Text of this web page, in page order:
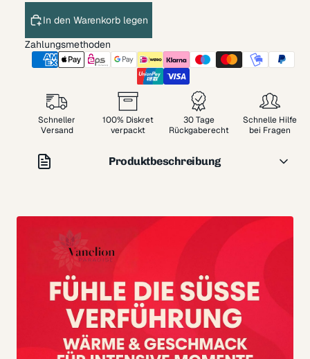
In den Warenkorb legen
Zahlungsmethoden
Schneller
Versand
100% Diskret
verpackt
30 Tage
Rückgaberecht
Schnelle Hilfe
bei Fragen
Produktbeschreibung
Aphrodisiakum, das aus einer feinen Mischung
pflanzlicher Öle besteht, die sorgfältig mit einer
sorgfältigen Auswahl reiner ätherischer Öle parfümiert
Aphrodisierendes Massageöl von Herval
100 % vegan
Geschmack und Duft: Clave, Orange und Lavendel
75 ml